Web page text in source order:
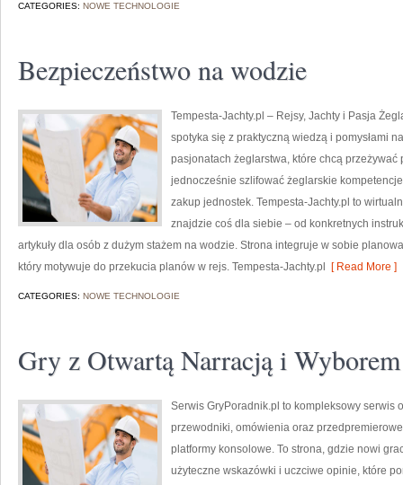
CATEGORIES: NOWE TECHNOLOGIE
Bezpieczeństwo na wodzie
Tempesta-Jachty.pl – Rejsy, Jachty i Pasja
spotyka się z praktyczną wiedzą i pomysłami
pasjonatach żeglarstwa, które chcą
jednocześnie szlifować żeglarskie
zakup jednostek. Tempesta-Jachty.pl to
znajdzie coś dla siebie – od konkretnych
artykuły dla osób z dużym stażem na wodzie. Strona integruje w sobie
który motywuje do przekucia planów w rejs. Tempesta-Jachty.pl
[ Read More ]
CATEGORIES: NOWE TECHNOLOGIE
Gry z Otwartą Narracją i
Serwis GryPoradnik.pl to kompleksowy serwis
przewodniki, omówienia oraz
platformy konsolowe. To strona, gdzie nowi
użyteczne wskazówki i uczciwe opinie, które